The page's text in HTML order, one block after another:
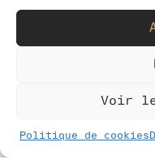
Voir
Politique de cookies
Glacier
formes
Exemptées